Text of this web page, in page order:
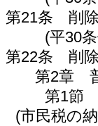
第21条
削
(平30
第22条
削
第2章
第1節
(市民税の